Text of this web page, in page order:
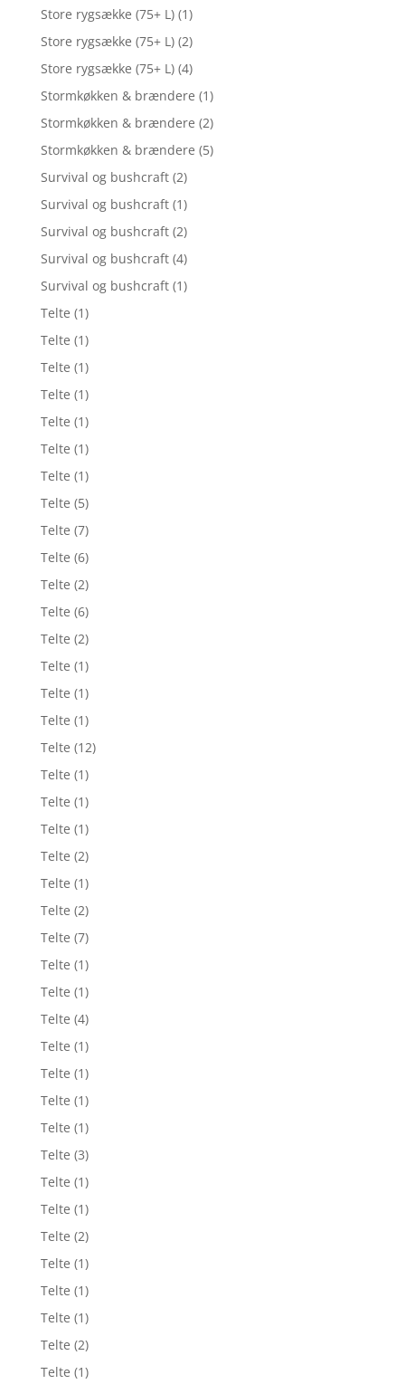
Store rygsække (75+ L) (1)
Store rygsække (75+ L) (2)
Store rygsække (75+ L) (4)
Stormkøkken & brændere (1)
Stormkøkken & brændere (2)
Stormkøkken & brændere (5)
Survival og bushcraft (2)
Survival og bushcraft (1)
Survival og bushcraft (2)
Survival og bushcraft (4)
Survival og bushcraft (1)
Telte (1)
Telte (1)
Telte (1)
Telte (1)
Telte (1)
Telte (1)
Telte (1)
Telte (5)
Telte (7)
Telte (6)
Telte (2)
Telte (6)
Telte (2)
Telte (1)
Telte (1)
Telte (1)
Telte (12)
Telte (1)
Telte (1)
Telte (1)
Telte (2)
Telte (1)
Telte (2)
Telte (7)
Telte (1)
Telte (1)
Telte (4)
Telte (1)
Telte (1)
Telte (1)
Telte (1)
Telte (3)
Telte (1)
Telte (1)
Telte (2)
Telte (1)
Telte (1)
Telte (1)
Telte (2)
Telte (1)